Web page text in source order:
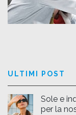
ULTIMI POST
Sole e
per la